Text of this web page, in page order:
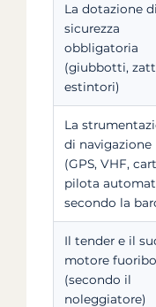
La dotazione di
sicurezza
obbligatoria
(giubbotti,
estintori)
La
di navigazione
(GPS, VHF,
pilota
secondo la
Il tender e il
motore
(secondo il
noleggiatore)